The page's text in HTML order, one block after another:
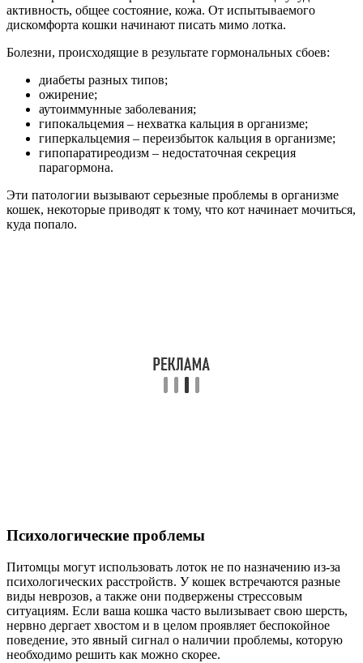
активность, общее состояние, кожа. От испытываемого
дискомфорта кошки начинают писать мимо лотка.
Болезни, происходящие в результате гормональных сбоев:
диабеты разных типов;
ожирение;
аутоиммунные заболевания;
гипокальцемия – нехватка кальция в организме;
гиперкальцемия – переизбыток кальция в организме;
гипопаратиреодизм – недостаточная секреция
парагормона.
Эти патологии вызывают серьезные проблемы в организме
кошек, некоторые приводят к тому, что кот начинает мочиться,
куда попало.
Психологические проблемы
Питомцы могут использовать лоток не по назначению из-за
психологических расстройств. У кошек встречаются разные
виды неврозов, а также они подвержены стрессовым
ситуациям. Если ваша кошка часто вылизывает свою шерсть,
нервно дергает хвостом и в целом проявляет беспокойное
поведение, это явный сигнал о наличии проблемы, которую
необходимо решить как можно скорее.